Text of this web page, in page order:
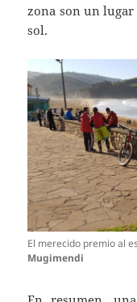
zona son un
sol.
El merecido premio al
Mugimendi